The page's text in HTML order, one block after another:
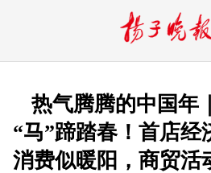
热气腾腾的中国年
“马”蹄踏春！首店经
消费似暖阳，商贸活